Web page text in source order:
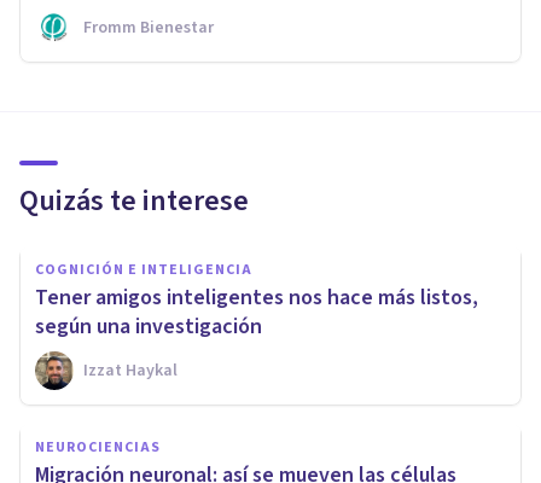
Fromm Bienestar
Quizás te interese
COGNICIÓN E INTELIGENCIA
Tener amigos inteligentes nos hace más listos,
según una investigación
Izzat Haykal
NEUROCIENCIAS
Migración neuronal: así se mueven las células